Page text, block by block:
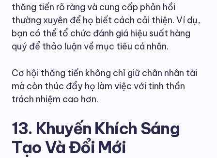
thăng tiến rõ ràng và cung cấp phản hồi
thường xuyên để họ biết cách cải thiện. Ví dụ,
bạn có thể tổ chức đánh giá hiệu suất hàng
quý để thảo luận về mục tiêu cá nhân.
Cơ hội thăng tiến không chỉ giữ chân nhân tài
mà còn thúc đẩy họ làm việc với tinh thần
trách nhiệm cao hơn.
13. Khuyến Khích Sáng
Tạo Và Đổi Mới